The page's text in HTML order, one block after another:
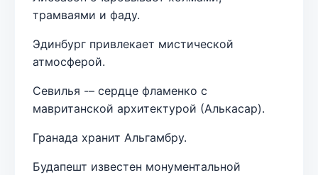
трамваями и фаду.
Эдинбург привлекает мистической
атмосферой.
Севилья -– сердце фламенко с
мавританской архитектурой (Алькасар).
Гранада хранит Альгамбру.
Будапешт известен монументальной